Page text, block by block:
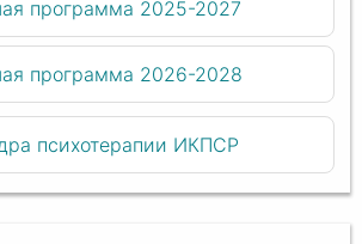
программа 2025-2027
программа 2026-2028
психотерапии ИКПСР